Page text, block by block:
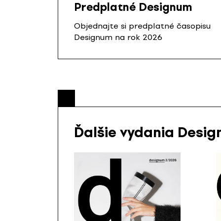
Predplatné Designum
Objednajte si predplatné časopisu
Designum na rok 2026
Ďalšie vydania